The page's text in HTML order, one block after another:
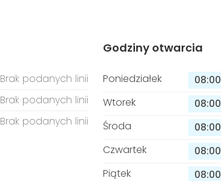
Brak podanych linii
Brak podanych linii
Brak podanych linii
Godziny otwarcia
Poniedziałek 08:00
Wtorek
08:00
Środa
08:00
Czwartek
08:00
Piątek
08:00